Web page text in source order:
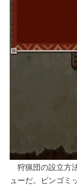
狩猟団の設立方
ューだ。ビンゴミ